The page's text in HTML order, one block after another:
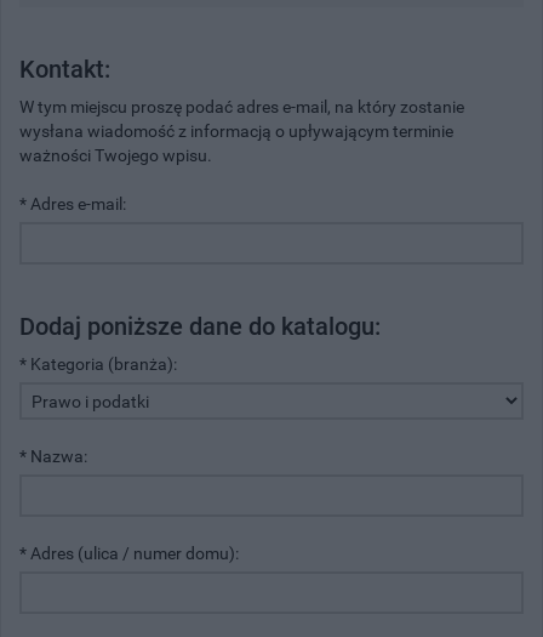
Kontakt:
W tym miejscu proszę podać adres e-mail, na który zostanie
wysłana wiadomość z informacją o upływającym terminie
ważności Twojego wpisu.
* Adres e-mail:
Dodaj poniższe dane do katalogu:
* Kategoria (branża):
* Nazwa:
* Adres (ulica / numer domu):